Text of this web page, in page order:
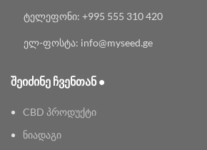
ტელეფონი: +995 555 310 420
ელ-ფოსტა: info@myseed.ge
ᲨᲔᲘᲫᲘᲜᲔ ᲩᲕᲔᲜᲗᲐᲜ •
CBD პროდუქტი
ნიადაგი